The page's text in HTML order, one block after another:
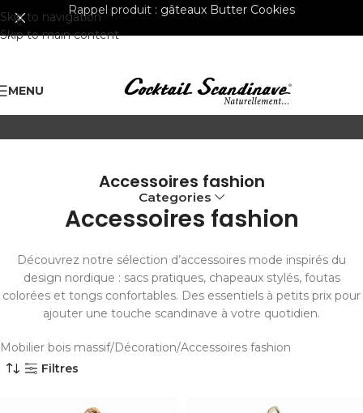
Skip to navigation
Skip to main content
Rappel produit : gâteaux Butter Cookies
MENU
Accessoires fashion
Categories
Accessoires fashion
Découvrez notre sélection d’accessoires mode inspirés du
design nordique : sacs pratiques, chapeaux stylés, foutas
colorées et tongs confortables. Des essentiels à petits prix pour
ajouter une touche scandinave à votre quotidien.
Mobilier bois massif Décoration Accessoires fashion
Filtres